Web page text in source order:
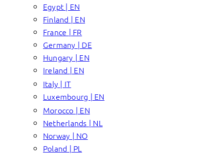
Egypt | EN
Finland | EN
France | FR
Germany | DE
Hungary | EN
Ireland | EN
Italy | IT
Luxembourg | EN
Morocco | EN
Netherlands | NL
Norway | NO
Poland | PL